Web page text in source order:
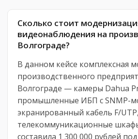
Сколько стоит
видеонаблюдения на
Волгограде?
В данном кейсе комплексная
производственного
Волгограде — камеры Dahua
промышленные ИБП с SNMP-
экранированный кабель F/UTP,
телекоммуникационные
составила 1 300 000 рублей